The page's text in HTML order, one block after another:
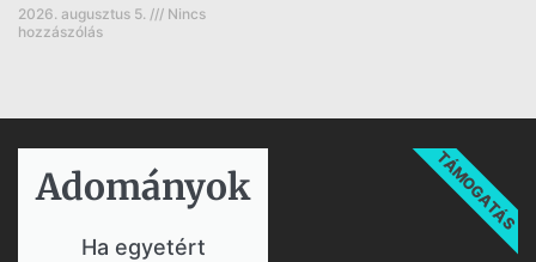
2026. augusztus 5.
Nincs
hozzászólás
Adományok​
Ha egyetért
TÁMOGATÁS